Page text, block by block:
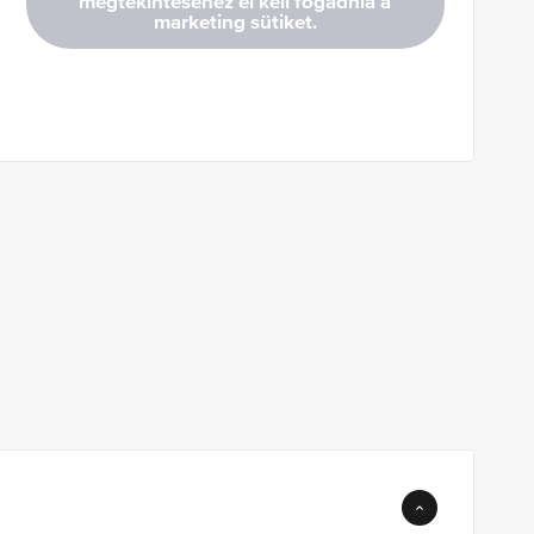
marketing sütiket.